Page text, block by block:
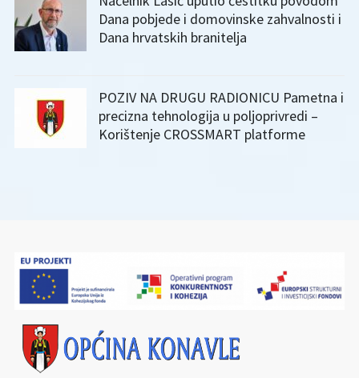
Dana pobjede i domovinske zahvalnosti i
Dana hrvatskih branitelja
POZIV NA DRUGU RADIONICU Pametna i
precizna tehnologija u poljoprivredi –
Korištenje CROSSMART platforme